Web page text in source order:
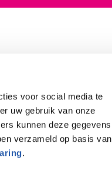
voor social media te
uw gebruik van onze
kunnen deze gegevens
verzameld op basis van
.